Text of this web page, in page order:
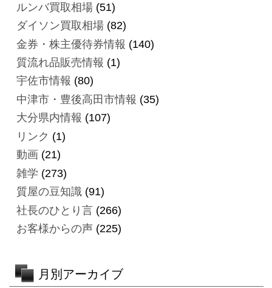
ルンバ買取相場(51)
ダイソン買取相場(82)
金券・株主優待券情報 (140)
質流れ品販売情報 (1)
宇佐市情報 (80)
中津市・豊後高田市情報 (35)
大分県内情報 (107)
リンク (1)
動画 (21)
雑学 (273)
質屋の豆知識(91)
社長のひとり言(266)
お客様からの声(225)
月別アーカイブ